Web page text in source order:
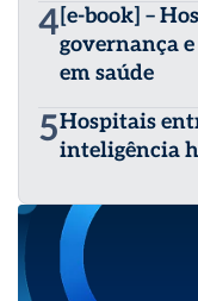
4[e-book] –
governança
em saúde
5Hospitais
inteligência